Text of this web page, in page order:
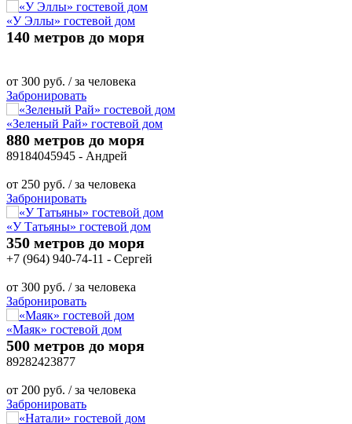
«У Эллы» гостевой дом
140 метров до моря
от 300 руб. / за человека
Забронировать
«Зеленый Рай» гостевой дом
880 метров до моря
89184045945 - Андрей
от 250 руб. / за человека
Забронировать
«У Татьяны» гостевой дом
350 метров до моря
+7 (964) 940-74-11 - Сергей
от 300 руб. / за человека
Забронировать
«Маяк» гостевой дом
500 метров до моря
89282423877
от 200 руб. / за человека
Забронировать